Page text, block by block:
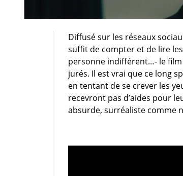
Diffusé sur les réseaux
suffit de compter et de lire
personne indifférent…- le film
jurés. Il est vrai que ce long
en tentant de se crever les
recevront pas d’aides pour
absurde, surréaliste comme